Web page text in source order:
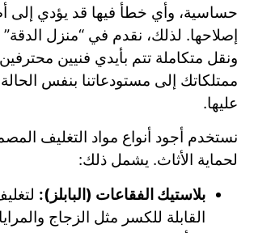
حساسية، وأي خطأ فيها قد يؤدي إلى
إصلاحها. لذلك، نقدم في “منزل
ونقل متكاملة تتم بأيدي فنيين
ممتلكاتك إلى مستودعاتنا بنفس
عليها.
نستخدم أجود أنواع مواد التغليف
لحماية الأثاث. يشمل ذلك:
بلاستيك الفقاعات (البابلز):
القابلة للكسر مثل الزجاج